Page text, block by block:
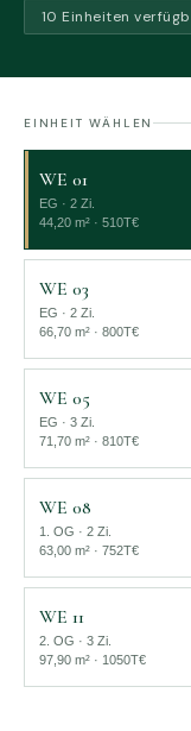
10 Einheiten
EINHEIT WÄHLEN
WE 01
EG · 2 Zi.
44,20 m² · 510T€
WE 03
EG · 2 Zi.
66,70 m² · 800T€
WE 05
EG · 3 Zi.
71,70 m² · 810T€
WE 08
1. OG · 2 Zi.
63,00 m² · 752T€
WE 11
2. OG · 3 Zi.
97,90 m² · 1050T€